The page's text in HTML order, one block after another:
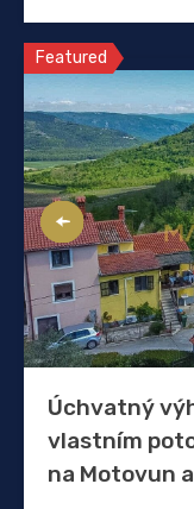
Featured
Úchvatný
vlastním
na Motovun